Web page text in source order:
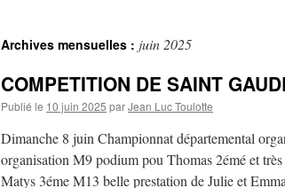
Archives mensuelles : juin 2025
COMPETITION DE SAINT
Publié le 10 juin 2025 parJean Luc Toulotte
Dimanche 8 juin Championnat départemental
organisation M9 podium pou Thomas 2émé et
Matys 3éme M13 belle prestation de Julie et Emma